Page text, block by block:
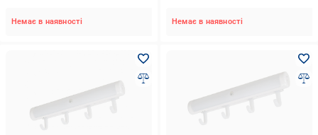
Немає в наявності Немає в наявності